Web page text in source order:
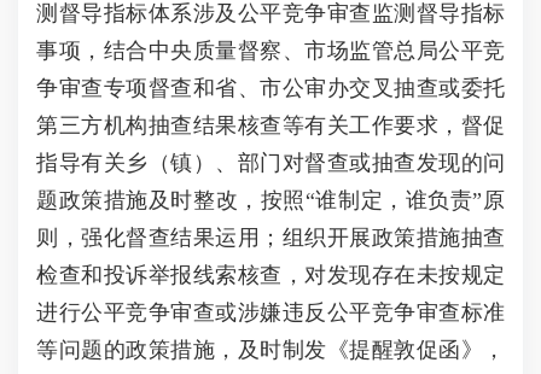
测督导指标体系涉及公平竞争审查监测督导指标
事项，结合中央质量督察、市场监管总局公平竞
争审查专项督查和省、市公审办交叉抽查或委托
第三方机构抽查结果核查等有关工作要求，督促
指导有关乡（镇）、部门对督查或抽查发现的问
题政策措施及时整改，按照“谁制定，谁负责”原
则，强化督查结果运用；组织开展政策措施抽查
检查和投诉举报线索核查，对发现存在未按规定
进行公平竞争审查或涉嫌违反公平竞争审查标准
等问题的政策措施，及时制发《提醒敦促函》，